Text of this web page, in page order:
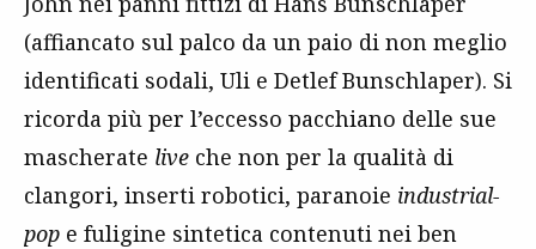
(affiancato sul palco da un paio di non meglio
identificati sodali, Uli e Detlef Bunschlaper). Si
ricorda più per l’eccesso pacchiano delle sue
mascherate live che non per la qualità di
clangori, inserti robotici, paranoie industrial-
pop e fuligine sintetica contenuti nei ben